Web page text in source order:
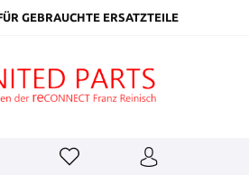
GEBRAUCHTE ERSATZTEILE